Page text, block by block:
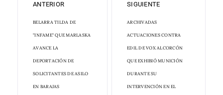
ANTERIOR
BELARRA TILDA DE
"INFAME" QUE MARLASKA
AVANCE LA
DEPORTACIÓN DE
SOLICITANTES DE ASILO
EN BARAJAS
SIGUIENTE
ARCHIVADAS
ACTUACIONES CONTRA
EDIL DE VOX ALCORCÓN
QUE EXHIBIÓ MUNICIÓN
DURANTE SU
INTERVENCIÓN EN EL